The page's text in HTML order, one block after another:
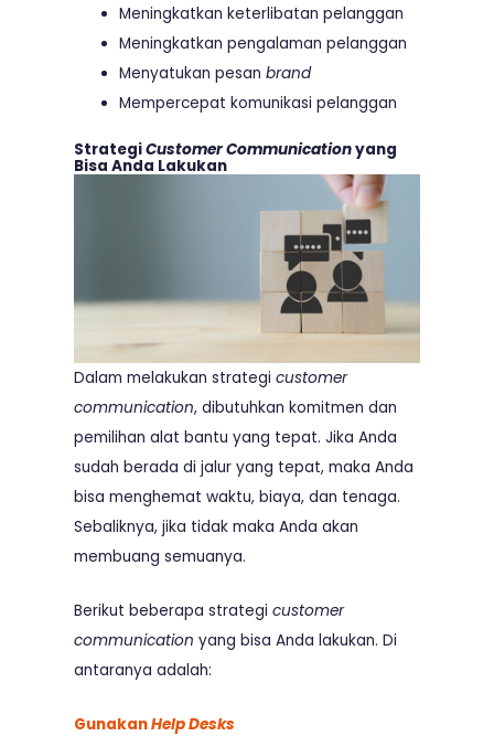
Meningkatkan keterlibatan pelanggan
Meningkatkan pengalaman pelanggan
Menyatukan pesan brand
Mempercepat komunikasi pelanggan
StrategiCustomer Communicationyang
Bisa Anda Lakukan
Dalam melakukan strategi customer
communication, dibutuhkan komitmen dan
pemilihan alat bantu yang tepat. Jika Anda
sudah berada di jalur yang tepat, maka Anda
bisa menghemat waktu, biaya, dan tenaga.
Sebaliknya, jika tidak maka Anda akan
membuang semuanya.
Berikut beberapa strategi customer
communication yang bisa Anda lakukan. Di
antaranya adalah:
GunakanHelp Desks